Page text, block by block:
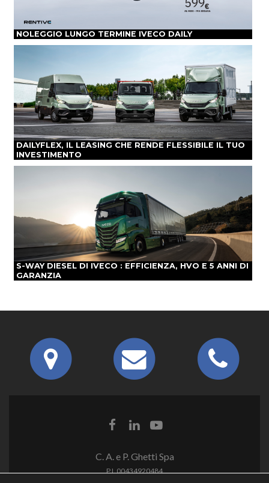
NOLEGGIO LUNGO TERMINE IVECO DAILY
DAILYFLEX, IL LEASING CHE RENDE FLESSIBILE IL TUO
INVESTIMENTO
S-WAY DIESEL DI IVECO : EFFICIENZA, HVO E 5 ANNI DI
GARANZIA
C. A. e P. Ghetti Spa
P.I. 00434920484